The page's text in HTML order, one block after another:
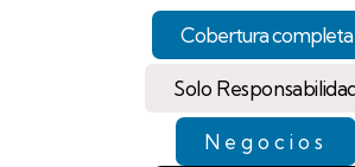
Cobertura completa
Solo
Negocios